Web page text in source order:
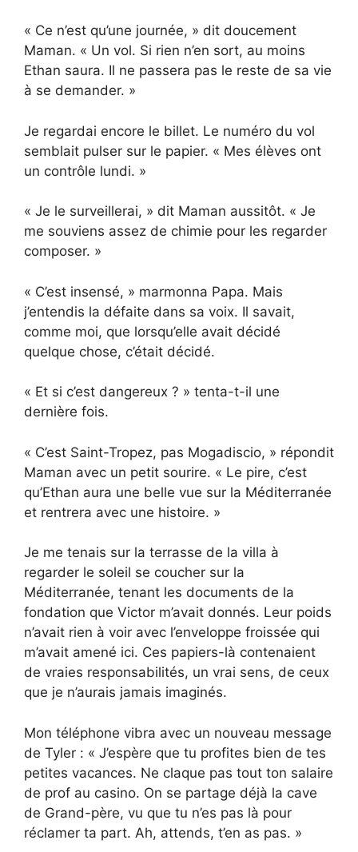
« Ce n’est qu’une journée, » dit doucement
Maman. « Un vol. Si rien n’en sort, au moins
Ethan saura. Il ne passera pas le reste de sa vie
à se demander. »
Je regardai encore le billet. Le numéro du vol
semblait pulser sur le papier. « Mes élèves ont
un contrôle lundi. »
« Je le surveillerai, » dit Maman aussitôt. « Je
me souviens assez de chimie pour les regarder
composer. »
« C’est insensé, » marmonna Papa. Mais
j’entendis la défaite dans sa voix. Il savait,
comme moi, que lorsqu’elle avait décidé
quelque chose, c’était décidé.
« Et si c’est dangereux ? » tenta-t-il une
dernière fois.
« C’est Saint-Tropez, pas Mogadiscio, » répondit
Maman avec un petit sourire. « Le pire, c’est
qu’Ethan aura une belle vue sur la Méditerranée
et rentrera avec une histoire. »
Je me tenais sur la terrasse de la villa à
regarder le soleil se coucher sur la
Méditerranée, tenant les documents de la
fondation que Victor m’avait donnés. Leur poids
n’avait rien à voir avec l’enveloppe froissée qui
m’avait amené ici. Ces papiers-là contenaient
de vraies responsabilités, un vrai sens, de ceux
que je n’aurais jamais imaginés.
Mon téléphone vibra avec un nouveau message
de Tyler : « J’espère que tu profites bien de tes
petites vacances. Ne claque pas tout ton salaire
de prof au casino. On se partage déjà la cave
de Grand-père, vu que tu n’es pas là pour
réclamer ta part. Ah, attends, t’en as pas. »